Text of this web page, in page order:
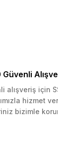
Güvenli
alışveriş için
hizmet
bizimle